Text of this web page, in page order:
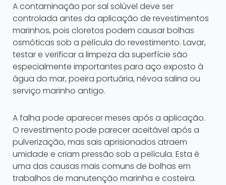
A contaminação por sal solúvel deve ser
controlada antes da aplicação de revestimentos
marinhos, pois cloretos podem causar bolhas
osmóticas sob a película do revestimento. Lavar,
testar e verificar a limpeza da superfície são
especialmente importantes para aço exposto à
água do mar, poeira portuária, névoa salina ou
serviço marinho antigo.
A falha pode aparecer meses após a aplicação.
O revestimento pode parecer aceitável após a
pulverização, mas sais aprisionados atraem
umidade e criam pressão sob a película. Esta é
uma das causas mais comuns de bolhas em
trabalhos de manutenção marinha e costeira.